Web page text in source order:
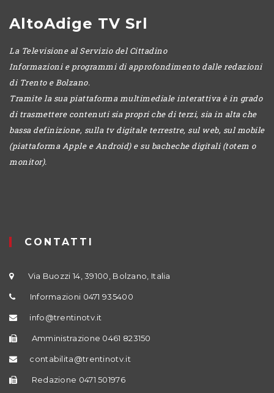
AltoAdige TV Srl
La Televisione al Servizio del Cittadino
Informazioni e programmi di approfondimento dalle redazioni
di Trento e Bolzano.
Tramite la sua piattaforma multimediale interattiva è in grado
di trasmettere contenuti sia propri che di terzi, sia in alta che
bassa definizione, sulla tv digitale terrestre, sul web, sul mobile
(piattaforma Apple e Android) e su bacheche digitali (totem o
monitor).
CONTATTI
Via Buozzi 14, 39100, Bolzano, Italia
Informazioni 0471 935400
info@trentinotv.it
Amministrazione 0461 823150
contabilita@trentinotv.it
Redazione 0471 501976